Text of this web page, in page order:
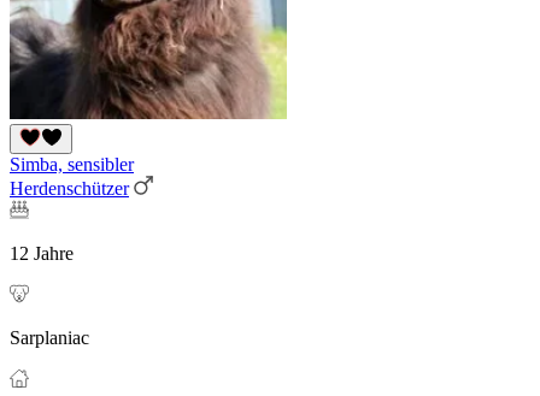
Simba, sensibler
Herdenschützer
12 Jahre
Sarplaniac